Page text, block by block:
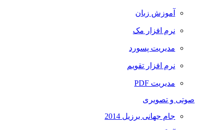
آموزش زبان
نرم افزار مک
مدیریت پسورد
نرم افزار تقویم
مدیریت PDF
صوتی و تصویری
جام جهانی برزیل 2014